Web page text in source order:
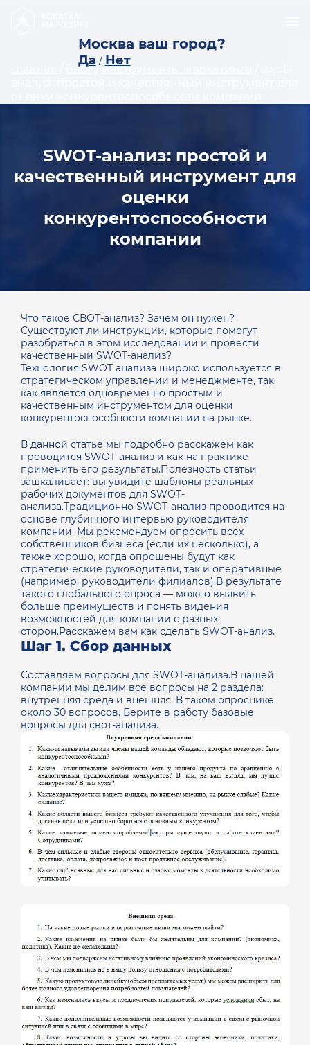
Москва ваш город?
Да / Нет
блог / инструменты маркетинга
SWOT-анализ: простой и
качественный инструмент для
оценки
конкурентоспособности
компании
Что такое СВОТ-анализ? Зачем он нужен?
Существуют ли инструкции, которые помогут
разобраться в этом исследовании и провести
качественный SWOT-анализ?
Технология SWOT анализа широко используется в
стратегическом управлении и менеджменте, так
как является одновременно простым и
качественным инструментом для оценки
конкурентоспособности компании на рынке.
В данной статье мы подробно расскажем как
проводится SWOT-анализ и как на практике
применить его результаты.Полезность статьи
зашкаливает: вы увидите шаблоны реальных
рабочих документов для SWOT-
анализа.Традиционно SWOT-анализ проводится на
основе глубинного интервью руководителя
компании. Мы рекомендуем опросить всех
собственников бизнеса (если их несколько), а
также хорошо, когда опрошены будут как
стратегические руководители, так и оперативные
(например, руководители филиалов).В результате
такого глобального опроса — можно выявить
больше преимуществ и понять видения
возможностей для компании с разных
сторон.Расскажем вам как сделать SWOT-анализ.
Шаг 1. Сбор данных
Составляем вопросы для SWOT-анализа.В нашей
компании мы делим все вопросы на 2 раздела:
внутренняя среда и внешняя. В таком опроснике
около 30 вопросов. Берите в работу базовые
вопросы для свот-анализа.